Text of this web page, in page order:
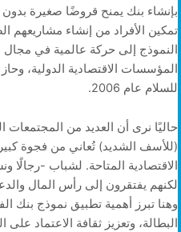
بإنشاء بنك يمنح قروضًا صغيرة بدون
تمكين الأفراد من إنشاء مشاريعهم
النموذج إلى حركة عالمية في مجال
المؤسسات الاقتصادية الدولية،
للسلام عام 2006.
حاليًا نرى أن العديد من المجتمعات
(للأسف الشديد) تُعاني من فجوة
الاقتصادية المتاحة. لشباب -رجالًا
لكنهم يفتقرون إلى رأس المال
وهنا تبرز أهمية تطبيق نموذج بنك
البطالة، وتعزيز ثقافة الاعتماد على